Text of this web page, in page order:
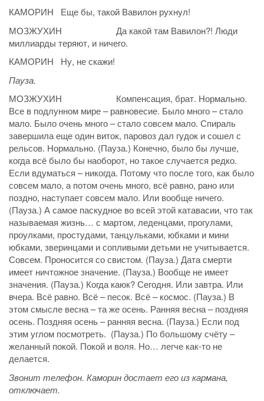
КАМОРИН Еще бы, такой Вавилон рухнул!
МОЗЖУХИН Да какой там Вавилон?! Люди
миллиарды теряют, и ничего.
КАМОРИН Ну, не скажи!
Пауза.
МОЗЖУХИН Компенсация, брат. Нормально.
Все в подлунном мире – равновесие. Было много – стало
мало. Было очень много – стало совсем мало. Спираль
завершила еще один виток, паровоз дал гудок и сошел с
рельсов. Нормально. (Пауза.) Конечно, было бы лучше,
когда всё было бы наоборот, но такое случается редко.
Если вдуматься – никогда. Потому что после того, как было
совсем мало, а потом очень много, всё равно, рано или
поздно, наступает совсем мало. Или вообще ничего.
(Пауза.) А самое паскудное во всей этой катавасии, что так
называемая жизнь… с мартом, леденцами, прогулами,
проулками, простудами, танцульками, юбками и мини
юбками, зверинцами и сопливыми детьми не учитывается.
Совсем. Проносится со свистом. (Пауза.) Дата смерти
имеет ничтожное значение. (Пауза.) Вообще не имеет
значения. (Пауза.) Когда каюк? Сегодня. Или завтра. Или
вчера. Всё равно. Всё – песок. Всё – космос. (Пауза.) В
этом смысле весна – та же осень. Ранняя весна – поздняя
осень. Поздняя осень – ранняя весна. (Пауза.) Если под
этим углом посмотреть. (Пауза.) По большому счёту –
желанный покой. Покой и воля. Но… легче как-то не
делается.
Звонит телефон. Каморин достает его из кармана,
отключает.